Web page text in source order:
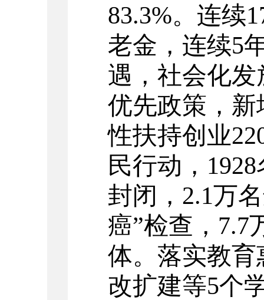
83.3%。 连续
老金，连续5
遇，社会化发
优先政策，新
性扶持创业
民行动，
封闭，2.1万
癌”检查，7.7
体。落实教
改扩建等5个